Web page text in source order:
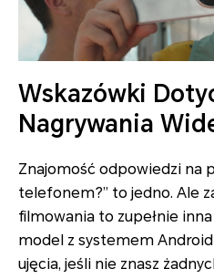
Wskazówki
Nagrywania
Znajomość odpowiedzi na
telefonem?” to jedno. Ale
filmowania to zupełnie
model z systemem
ujęcia, jeśli nie znasz